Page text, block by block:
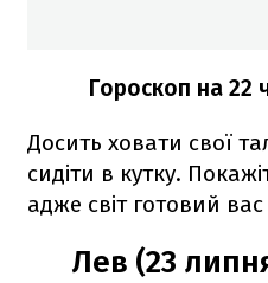
Гороскоп на 22
Досить ховати свої
сидіти в кутку.
адже світ готовий
Лев (23